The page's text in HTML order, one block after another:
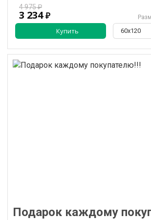
4 975 ₽
3 234₽
Купить 60х120
Подарок каждому